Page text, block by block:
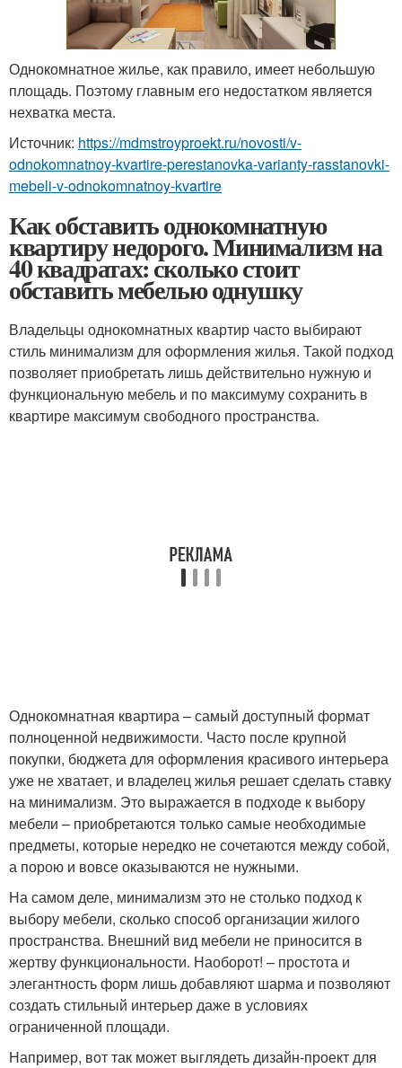
Однокомнатное жилье, как правило, имеет небольшую
площадь. Поэтому главным его недостатком является
нехватка места.
Источник: https://mdmstroyproekt.ru/novosti/v-
odnokomnatnoy-kvartire-perestanovka-varianty-rasstanovki-
mebeli-v-odnokomnatnoy-kvartire
Как обставить однокомнатную
квартиру недорого. Минимализм на
40 квадратах: сколько стоит
обставить мебелью однушку
Владельцы однокомнатных квартир часто выбирают
стиль минимализм для оформления жилья. Такой подход
позволяет приобретать лишь действительно нужную и
функциональную мебель и по максимуму сохранить в
квартире максимум свободного пространства.
Однокомнатная квартира – самый доступный формат
полноценной недвижимости. Часто после крупной
покупки, бюджета для оформления красивого интерьера
уже не хватает, и владелец жилья решает сделать ставку
на минимализм. Это выражается в подходе к выбору
мебели – приобретаются только самые необходимые
предметы, которые нередко не сочетаются между собой,
а порою и вовсе оказываются не нужными.
На самом деле, минимализм это не столько подход к
выбору мебели, сколько способ организации жилого
пространства. Внешний вид мебели не приносится в
жертву функциональности. Наоборот! – простота и
элегантность форм лишь добавляют шарма и позволяют
создать стильный интерьер даже в условиях
ограниченной площади.
Например, вот так может выглядеть дизайн-проект для